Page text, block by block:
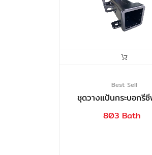
Best Sell
ชุดวางแป้นกระบอกรีซี
803 Bath